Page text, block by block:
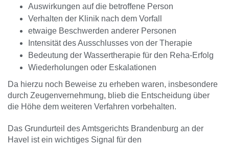
Auswirkungen auf die betroffene Person
Verhalten der Klinik nach dem Vorfall
etwaige Beschwerden anderer Personen
Intensität des Ausschlusses von der Therapie
Bedeutung der Wassertherapie für den Reha-Erfolg
Wiederholungen oder Eskalationen
Da hierzu noch Beweise zu erheben waren, insbesondere
durch Zeugenvernehmung, blieb die Entscheidung über
die Höhe dem weiteren Verfahren vorbehalten.
Das Grundurteil des Amtsgerichts Brandenburg an der
Havel ist ein wichtiges Signal für den